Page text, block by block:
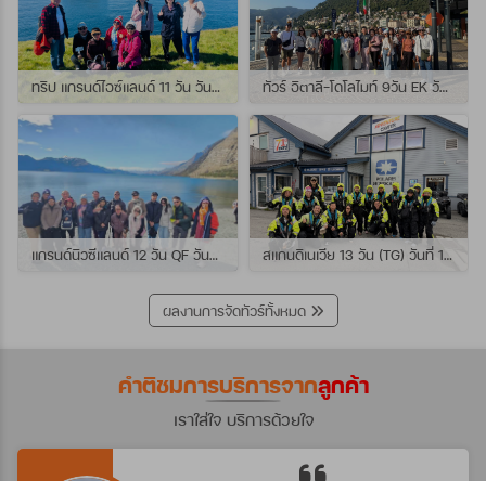
ทริป แกรนด์ไอซ์แลนด์ 11 วัน วันที่ 25 กรกฏาคม - 04 สิงหาคม 2569 เดินทางกับไกด์พี่เปิ้ล ทัวร์ อิตาลี-โดโลไมท์ 9วัน EK วันที่ 21 - 29 กรกฏาคม 2569 เดินทางกับไกด์พี่หนุ่ม
แกรนด์นิวซีแลนด์ 12 วัน QF วันที่ 22 กรกฎาคม - 3 สิงหาคม 2569 เดินทางกับไกด์พี่โจ้ สแกนดิเนเวีย 13 วัน (TG) วันที่ 10-22 กรกฏาคม 2569 เดินทางกับไกด์พี่เต้ย
ผลงานการจัดทัวร์ทั้งหมด
คำติชมการบริการจากลูกค้า
เราใส่ใจ บริการด้วยใจ